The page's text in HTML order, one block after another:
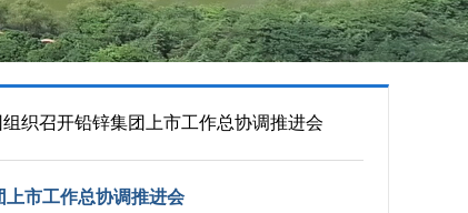
织召开铅锌集团上市工作总协调推进会
市工作总协调推进会